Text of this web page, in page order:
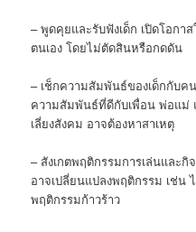
– พูดคุยและรับฟังเด็ก เปิดโอกา
ตนเอง โดยไม่ตัดสินหรือกดดัน
– เช็กความสัมพันธ์ของเด็กกับ
ความสัมพันธ์ที่ดีกับเพื่อน พ่อแม่
เลี่ยงสังคม อาจต้องหาสาเหตุ
– สังเกตพฤติกรรมการเล่นและ
อาจเปลี่ยนแปลงพฤติกรรม เช่น
พฤติกรรมก้าวร้าว